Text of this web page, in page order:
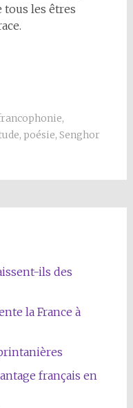
tous les êtres
,
, poésie, Senghor
ils des
la France à
français en